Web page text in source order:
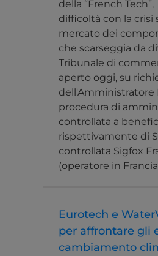
della “French
difficoltà con la crisi
mercato dei
che scarseggia da
Tribunale di
aperto oggi, su
dell'Amministratore
procedura di
controllata a
rispettivamente di
controllata Sigfox
(operatore in
Eurotech e
per affrontare gli
cambiamento